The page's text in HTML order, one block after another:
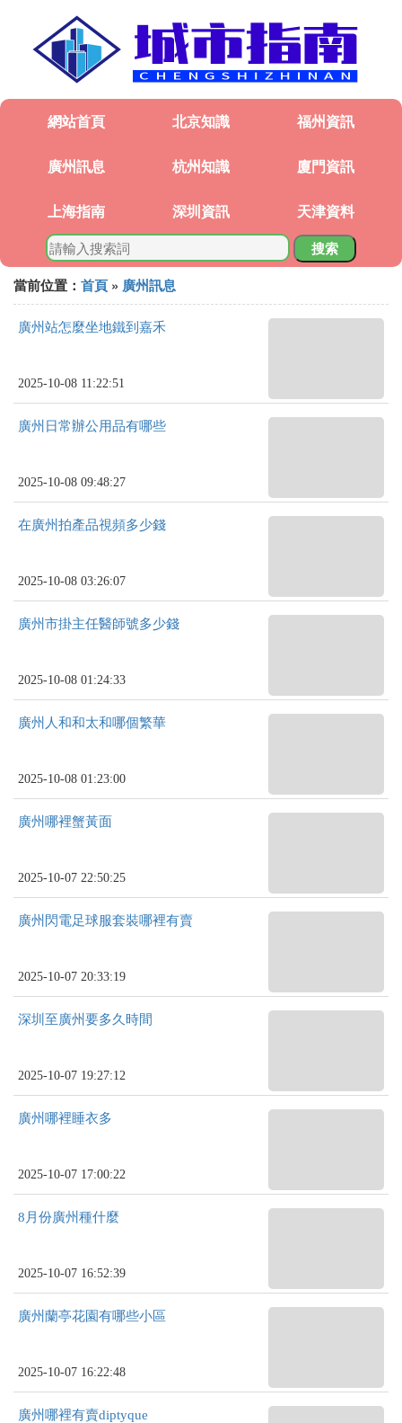
網站首頁 北京知識 福州資訊
廣州訊息 杭州知識 廈門資訊
上海指南 深圳資訊 天津資料
搜索
當前位置： 首頁 » 廣州訊息
廣州站怎麼坐地鐵到嘉禾
2025-10-08 11:22:51
廣州日常辦公用品有哪些
2025-10-08 09:48:27
在廣州拍產品視頻多少錢
2025-10-08 03:26:07
廣州市掛主任醫師號多少錢
2025-10-08 01:24:33
廣州人和和太和哪個繁華
2025-10-08 01:23:00
廣州哪裡蟹黃面
2025-10-07 22:50:25
廣州閃電足球服套裝哪裡有賣
2025-10-07 20:33:19
深圳至廣州要多久時間
2025-10-07 19:27:12
廣州哪裡睡衣多
2025-10-07 17:00:22
8月份廣州種什麼
2025-10-07 16:52:39
廣州蘭亭花園有哪些小區
2025-10-07 16:22:48
廣州哪裡有賣diptyque